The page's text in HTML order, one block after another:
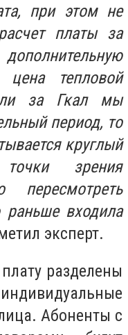
при этом не
платы за
цена тепловой
за Гкал мы
период, то
круглый
зрения
пересмотреть
раньше входила
эксперт.
разделены
Абоненты с